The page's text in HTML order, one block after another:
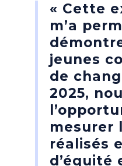
« Cette
m’a
jeunes
de
2025,
mesurer
réalisés
d’équité